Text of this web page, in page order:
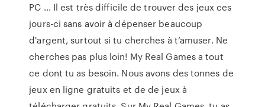
PC ... Il est très difficile de trouver des jeux ces
jours-ci sans avoir à dépenser beaucoup
d'argent, surtout si tu cherches à t’amuser. Ne
cherches pas plus loin! My Real Games a tout
ce dont tu as besoin. Nous avons des tonnes de
jeux en ligne gratuits et de de jeux à